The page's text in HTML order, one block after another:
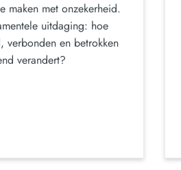
maken met onzekerheid.
uitdaging: hoe
verbonden en betrokken
verandert?